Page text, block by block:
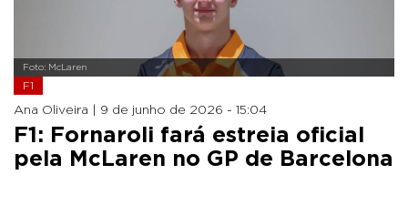
Foto: McLaren
F1
Ana Oliveira | 9 de junho de 2026 - 15:04
F1: Fornaroli fará estreia oficial
pela McLaren no GP de Barcelona